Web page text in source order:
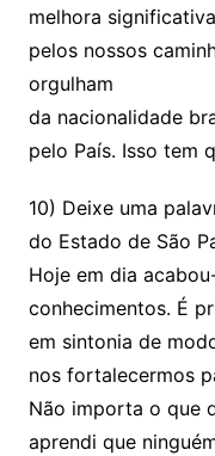
melhora
pelos nossos
orgulham
da nacionalidade
pelo País. Isso tem
10) Deixe uma
do Estado de São
Hoje em dia
conhecimentos. É
em sintonia de
nos fortalecermos
Não importa o que
aprendi que